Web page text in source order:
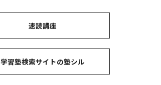
速読講座
学習塾検索サイトの塾シル